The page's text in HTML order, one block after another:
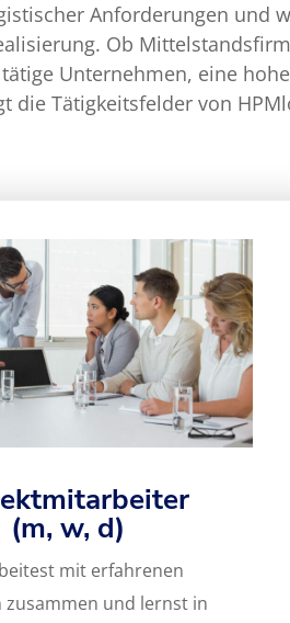
Anforderungen und
Ob
Unternehmen, eine
die Tätigkeitsfelder von
(m, w, d)
mit erfahrenen
zusammen und lernst in